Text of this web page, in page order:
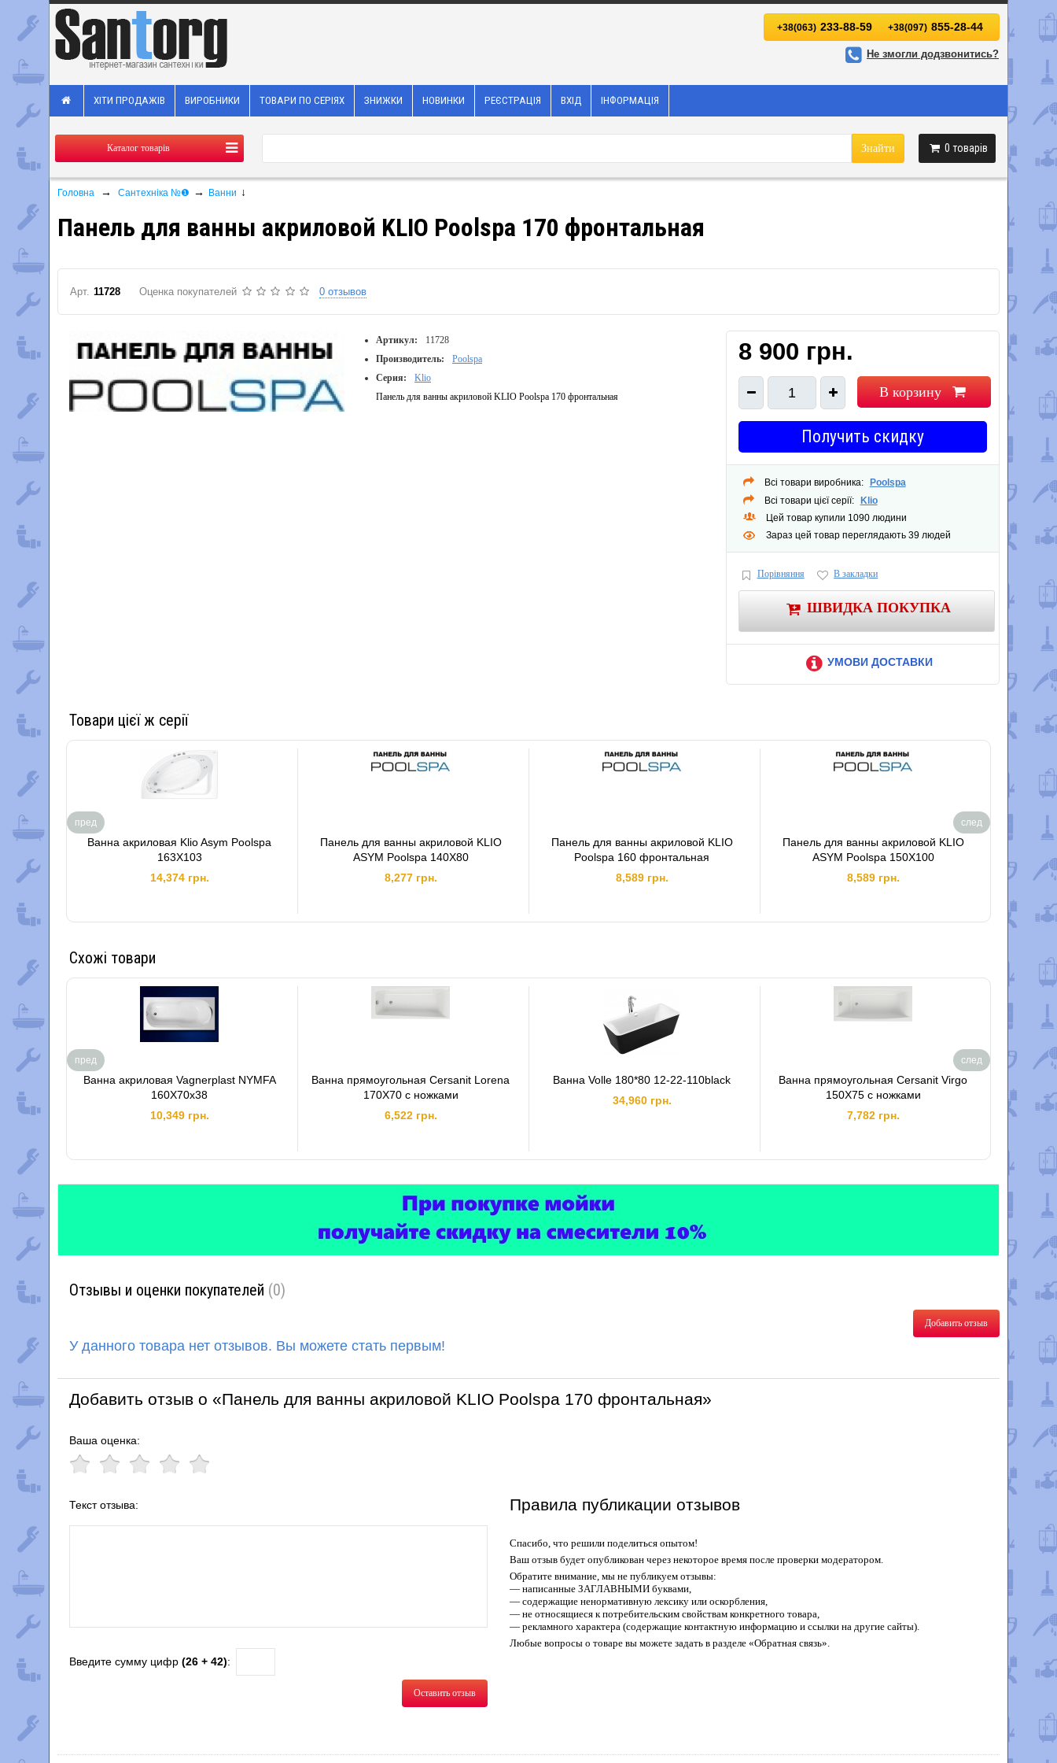
+38(063) 233-88-59 +38(097) 855-28-44
Не змогли додзвонитись?
ХІТИ ПРОДАЖІВ ВИРОБНИКИ ТОВАРИ ПО СЕРІЯХ ЗНИЖКИ НОВИНКИ РЕЄСТРАЦІЯ ВХІД ІНФОРМАЦІЯ
Каталог товарів 0 товарів
Знайти
Головна → Сантехніка №❶ → Ванни ↓
Панель для ванны акриловой KLIO Poolspa 170 фронтальная
Арт. 11728 Оценка покупателей 0 отзывов
Артикул:
11728
Производитель:
Poolspa
Серия:
Klio
Панель для ванны акриловой KLIO Poolspa 170 фронтальная
8 900 грн.
1 В корзину
Получить скидку
Всі товари виробника:
Poolspa
Всі товари цієї серії:
Klio
Цей товар купили 1090 людини
Зараз цей товар переглядають 39 людей
Порівняння В закладки
ШВИДКА ПОКУПКА
УМОВИ ДОСТАВКИ
Товари цієї ж серії
Ванна акриловая Klio Asym Poolspa
163X103
14,374 грн.
Панель для ванны акриловой KLIO
ASYM Poolspa 140X80
8,277 грн.
Панель для ванны акриловой KLIO
Poolspa 160 фронтальная
8,589 грн.
Панель для ванны акриловой KLIO
ASYM Poolspa 150X100
8,589 грн.
пред след
Схожі товари
Ванна акриловая Vagnerplast NYMFA
160X70x38
10,349 грн.
Ванна прямоугольная Cersanit Lorena
170X70 с ножками
6,522 грн.
Ванна Volle 180*80 12-22-110black
34,960 грн.
Ванна прямоугольная Cersanit Virgo
150X75 с ножками
7,782 грн.
пред след
Отзывы и оценки покупателей (0)
Добавить отзыв
У данного товара нет отзывов. Вы можете стать первым!
Добавить отзыв о «Панель для ванны акриловой KLIO Poolspa 170 фронтальная»
Ваша оценка:
Текст отзыва:
Введите сумму цифр (26 + 42):
Оставить отзыв
Правила публикации отзывов
Спасибо, что решили поделиться опытом!
Ваш отзыв будет опубликован через некоторое время после проверки модератором.
Обратите внимание, мы не публикуем отзывы:
— написанные ЗАГЛАВНЫМИ буквами,
— содержащие ненормативную лексику или оскорбления,
— не относящиеся к потребительским свойствам конкретного товара,
— рекламного характера (содержащие контактную информацию и ссылки на другие сайты).
Любые вопросы о товаре вы можете задать в разделе «Обратная связь».